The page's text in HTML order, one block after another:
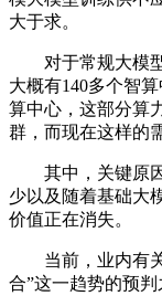
大于求。
对于常规大模型
大概有140多个智
算中心，这部分算
群，而现在这样的
其中，关键原因
少以及随着基础大
价值正在消失。
当前，业内有关
合”这一趋势的预